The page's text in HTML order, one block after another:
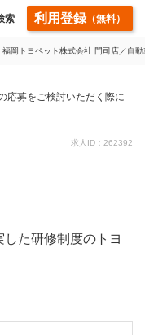
索 利用登録（無料）
福岡トヨペット株式会社 門司店／自
応募をご検討いただく際に
求人ID：262392
た研修制度のトヨ